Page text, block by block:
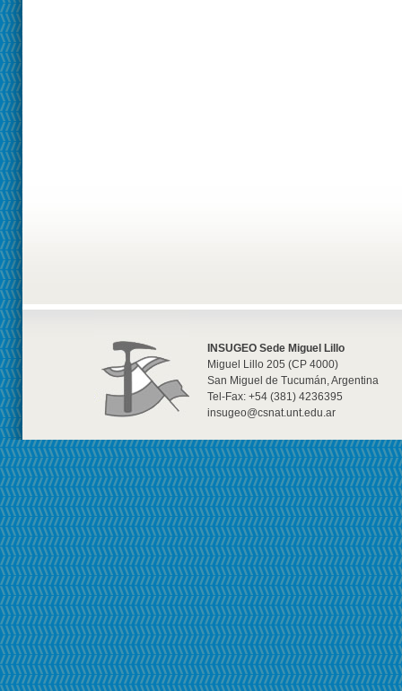
INSUGEO Sede Miguel Lillo
Miguel Lillo 205 (CP 4000)
San Miguel de Tucumán, Argentina
Tel-Fax: +54 (381) 4236395
insugeo@csnat.unt.edu.ar